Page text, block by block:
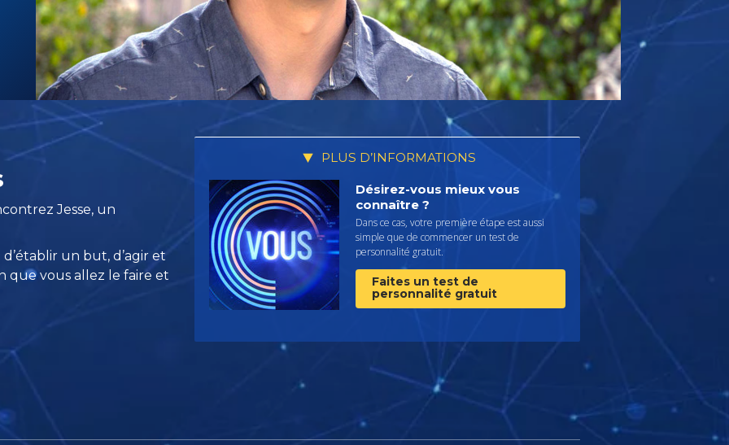
Jesse, un
un but, d’agir et
que vous allez le faire et
PLUS D’INFORMATIONS
Désirez-vous mieux vous
connaître ?
Dans ce cas, votre première étape est aussi
simple que de commencer un test de
personnalité gratuit.
Faites un test de
personnalité gratuit